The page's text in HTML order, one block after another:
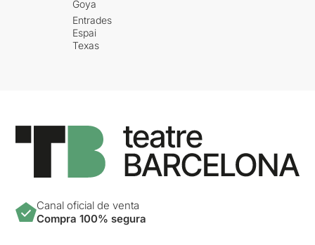
Goya
Entrades
Espai
Texas
Canal oficial de venta
Compra 100% segura